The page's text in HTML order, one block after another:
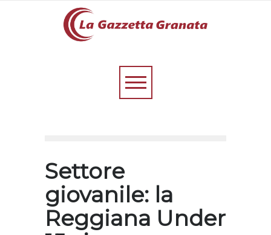
Settore
giovanile: la
Reggiana Under